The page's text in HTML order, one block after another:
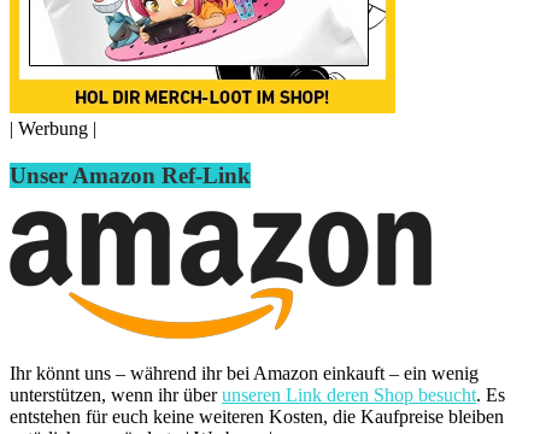
| Werbung |
Unser Amazon Ref-Link
Ihr könnt uns – während ihr bei Amazon einkauft – ein wenig
unterstützen, wenn ihr überunseren Link deren Shop besucht. Es
entstehen für euch keine weiteren Kosten, die Kaufpreise bleiben